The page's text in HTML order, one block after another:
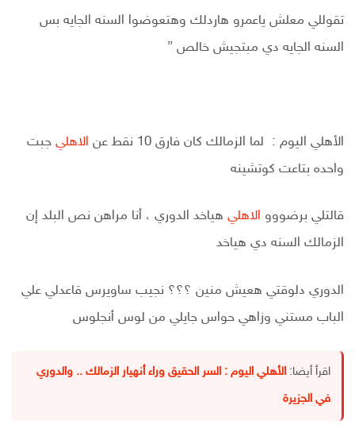
تقوللي معلش ياعمرو هاردلك وهتعوضوا السنه الجايه بس
السنه الجايه دي مبتجيش خالص ”
الأهلي اليوم : لما الزمالك كان فارق 10 نقط عن الاهلي جبت
واحده بتاعت كوتشينه
قالتلي برضووو الاهلي هياخد الدوري ، أنا مراهن نص البلد إن
الزمالك السنه دي هياخد
الدوري دلوقتي هعيش منين ؟؟؟ نجيب ساويرس قاعدلي علي
الباب مستني وزاهي حواس جايلي من لوس أنجلوس
اقرأ أيضا: الأهلي اليوم : السر الحقيق وراء أنهيار الزمالك .. والدوري
في الجزيرة